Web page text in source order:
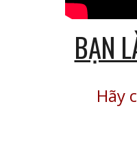
BẠN
Hãy